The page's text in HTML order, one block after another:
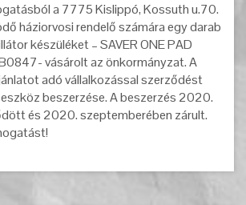
a 7775 Kislippó, Kossuth u.70.
háziorvosi rendelő számára egy darab
készüléket – SAVER ONE PAD
vásárolt az önkormányzat. A
adó vállalkozással szerződést
beszerzése. A beszerzés 2020.
és 2020. szeptemberében zárult.